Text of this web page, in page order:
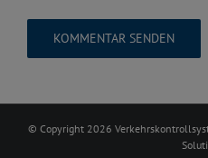
© Copyright 2026